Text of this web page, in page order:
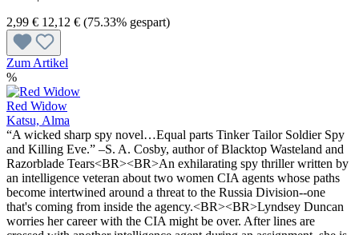
2,99 € 12,12 € (75.33% gespart)
Zum Artikel
%
Red Widow
Katsu, Alma
“A wicked sharp spy novel…Equal parts Tinker Tailor Soldier Spy
and Killing Eve.” –S. A. Cosby, author of Blacktop Wasteland and
Razorblade Tears<BR><BR>An exhilarating spy thriller written by
an intelligence veteran about two women CIA agents whose paths
become intertwined around a threat to the Russia Division--one
that's coming from inside the agency.<BR><BR>Lyndsey Duncan
worries her career with the CIA might be over. After lines are